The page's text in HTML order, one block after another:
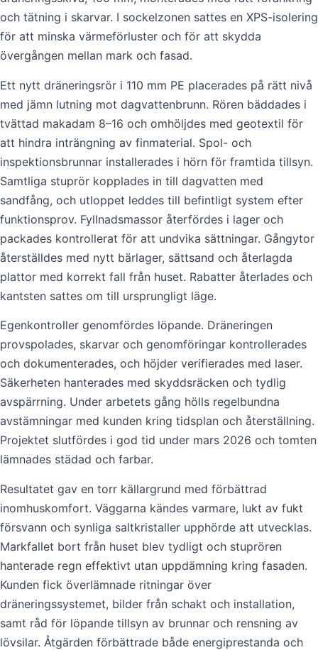
och tätning i skarvar. I sockelzonen sattes en XPS-isolering
för att minska värmeförluster och för att skydda
övergången mellan mark och fasad.
Ett nytt dräneringsrör i 110 mm PE placerades på rätt nivå
med jämn lutning mot dagvattenbrunn. Rören bäddades i
tvättad makadam 8–16 och omhöljdes med geotextil för
att hindra inträngning av finmaterial. Spol- och
inspektionsbrunnar installerades i hörn för framtida tillsyn.
Samtliga stuprör kopplades in till dagvatten med
sandfång, och utloppet leddes till befintligt system efter
funktionsprov. Fyllnadsmassor återfördes i lager och
packades kontrollerat för att undvika sättningar. Gångytor
återställdes med nytt bärlager, sättsand och återlagda
plattor med korrekt fall från huset. Rabatter återlades och
kantsten sattes om till ursprungligt läge.
Egenkontroller genomfördes löpande. Dräneringen
provspolades, skarvar och genomföringar kontrollerades
och dokumenterades, och höjder verifierades med laser.
Säkerheten hanterades med skyddsräcken och tydlig
avspärrning. Under arbetets gång hölls regelbundna
avstämningar med kunden kring tidsplan och återställning.
Projektet slutfördes i god tid under mars 2026 och tomten
lämnades städad och farbar.
Resultatet gav en torr källargrund med förbättrad
inomhuskomfort. Väggarna kändes varmare, lukt av fukt
försvann och synliga saltkristaller upphörde att utvecklas.
Markfallet bort från huset blev tydligt och stuprören
hanterade regn effektivt utan uppdämning kring fasaden.
Kunden fick överlämnade ritningar över
dräneringssystemet, bilder från schakt och installation,
samt råd för löpande tillsyn av brunnar och rensning av
lövsilar. Åtgärden förbättrade både energiprestanda och